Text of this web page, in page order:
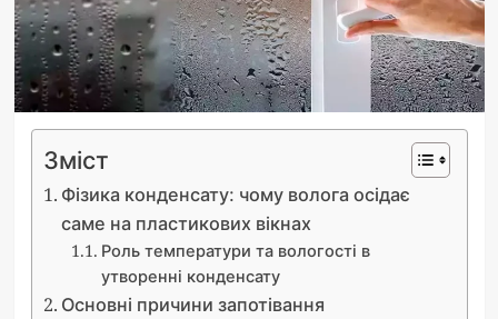
Зміст
Фізика конденсату: чому волога осідає
саме на пластикових вікнах
Роль температури та вологості в
утворенні конденсату
Основні причини запотівання